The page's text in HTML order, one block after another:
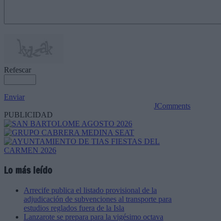
Refescar
Enviar
JComments
PUBLICIDAD
Lo más leído
Arrecife publica el listado provisional de la
adjudicación de subvenciones al transporte para
estudios reglados fuera de la Isla
Lanzarote se prepara para la vigésimo octava